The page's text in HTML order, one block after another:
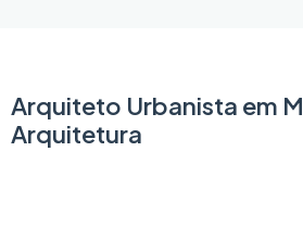
Arquiteto Urbanista em
Arquitetura